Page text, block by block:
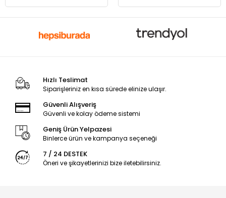
Hızlı Teslimat
Siparişleriniz en kısa sürede elinize ulaşır.
Güvenli Alışveriş
Güvenli ve kolay ödeme sistemi
Geniş Ürün Yelpazesi
Binlerce ürün ve kampanya seçeneği
7 / 24 DESTEK
Öneri ve şikayetlerinizi bize iletebilirsiniz.